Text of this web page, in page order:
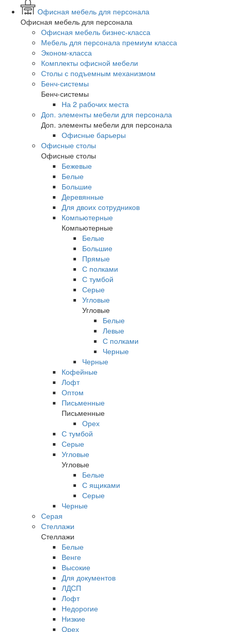
Офисная мебель для персонала
Офисная мебель для персонала
Офисная мебель бизнес-класса
Мебель для персонала премиум класса
Эконом-класса
Комплекты офисной мебели
Столы с подъемным механизмом
Бенч-системы
Бенч-системы
На 2 рабочих места
Доп. элементы мебели для персонала
Доп. элементы мебели для персонала
Офисные барьеры
Офисные столы
Офисные столы
Бежевые
Белые
Большие
Деревянные
Для двоих сотрудников
Компьютерные
Компьютерные
Белые
Большие
Прямые
С полками
С тумбой
Серые
Угловые
Угловые
Белые
Левые
С полками
Черные
Черные
Кофейные
Лофт
Оптом
Письменные
Письменные
Орех
С тумбой
Серые
Угловые
Угловые
Белые
С ящиками
Серые
Черные
Серая
Стеллажи
Стеллажи
Белые
Венге
Высокие
Для документов
ЛДСП
Лофт
Недорогие
Низкие
Орех